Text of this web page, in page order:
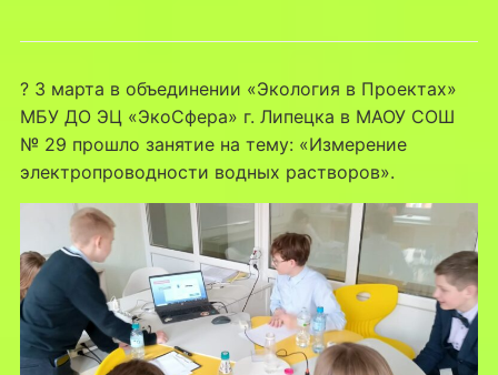
? 3 марта в объединении «Экология в Проектах»
МБУ ДО ЭЦ «ЭкоСфера» г. Липецка в МАОУ СОШ
№ 29 прошло занятие на тему: «Измерение
электропроводности водных растворов».